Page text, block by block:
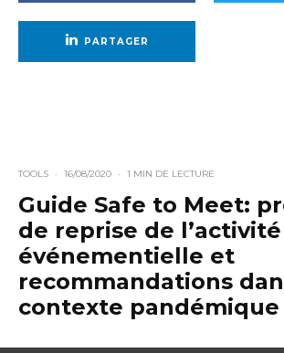
PARTAGER
TOOLS · 16/08/2020 · 1 MIN DE LECTURE
Guide Safe to Meet:
de reprise de l’activité
événementielle et
recommandations
contexte pandémique